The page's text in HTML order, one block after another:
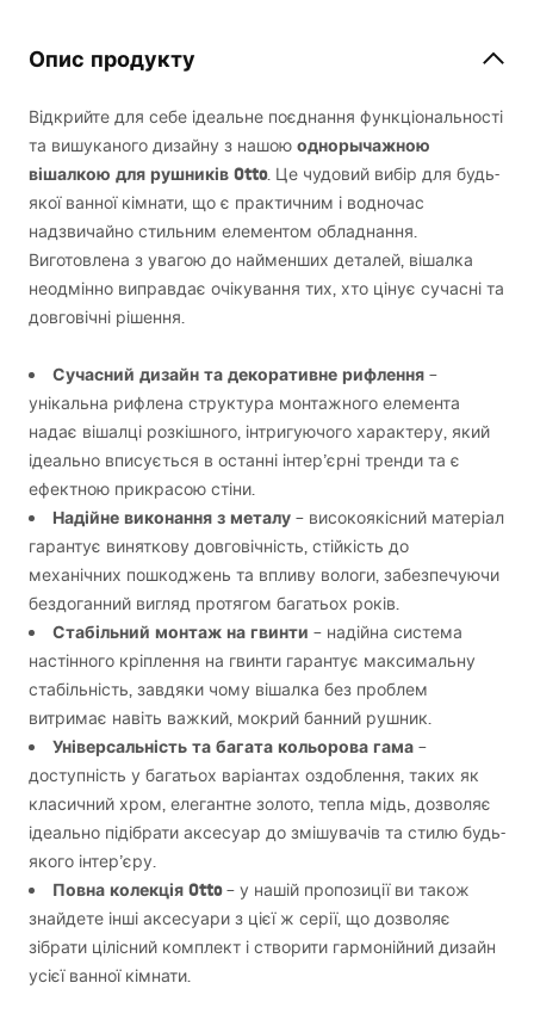
Опис продукту
Відкрийте для себе ідеальне поєднання функціональності
та вишуканого дизайну з нашою однорычажною
вішалкою для рушників Otto. Це чудовий вибір для будь-
якої ванної кімнати, що є практичним і водночас
надзвичайно стильним елементом обладнання.
Виготовлена з увагою до найменших деталей, вішалка
неодмінно виправдає очікування тих, хто цінує сучасні та
довговічні рішення.
Сучасний дизайн та декоративне рифлення –
унікальна рифлена структура монтажного елемента
надає вішалці розкішного, інтригуючого характеру, який
ідеально вписується в останні інтер’єрні тренди та є
ефектною прикрасою стіни.
Надійне виконання з металу – високоякісний матеріал
гарантує виняткову довговічність, стійкість до
механічних пошкоджень та впливу вологи, забезпечуючи
бездоганний вигляд протягом багатьох років.
Стабільний монтаж на гвинти – надійна система
настінного кріплення на гвинти гарантує максимальну
стабільність, завдяки чому вішалка без проблем
витримає навіть важкий, мокрий банний рушник.
Універсальність та багата кольорова гама –
доступність у багатьох варіантах оздоблення, таких як
класичний хром, елегантне золото, тепла мідь, дозволяє
ідеально підібрати аксесуар до змішувачів та стилю будь-
якого інтер’єру.
Повна колекція Otto– у нашій пропозиції ви також
знайдете інші аксесуари з цієї ж серії, що дозволяє
зібрати цілісний комплект і створити гармонійний дизайн
усієї ванної кімнати.